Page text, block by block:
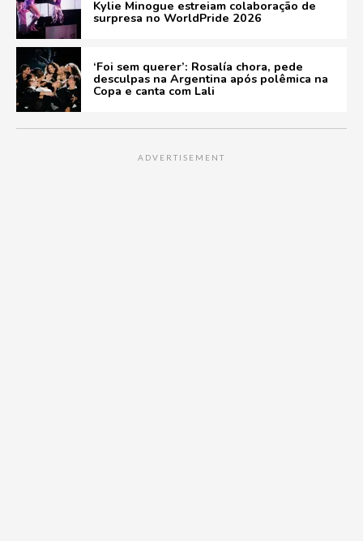
Kylie Minogue estreiam colaboração de
surpresa no WorldPride 2026
‘Foi sem querer’: Rosalía chora, pede
desculpas na Argentina após polêmica na
Copa e canta com Lali
ADVERTISEMENT